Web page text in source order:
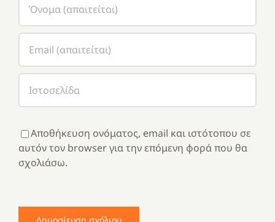
Αποθήκευση ονόματος, email και ιστότοπου σε
αυτόν τον browser για την επόμενη φορά που θα
σχολιάσω.